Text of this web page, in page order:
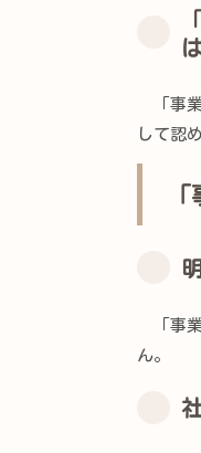
「事業
して認
「事業
ん。